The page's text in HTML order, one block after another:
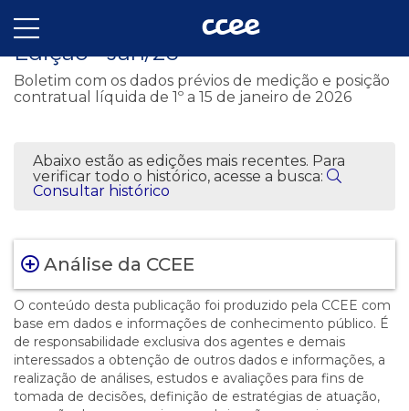
InfoMercado Quinzenal - 365 1ª
Edição - Jan/26
Boletim com os dados prévios de medição e posição
contratual líquida de 1º a 15 de janeiro de 2026
Abaixo estão as edições mais recentes. Para
verificar todo o histórico, acesse a busca:
Consultar histórico
Análise da CCEE
O conteúdo desta publicação foi produzido pela CCEE com
base em dados e informações de conhecimento público. É
de responsabilidade exclusiva dos agentes e demais
interessados a obtenção de outros dados e informações, a
realização de análises, estudos e avaliações para fins de
tomada de decisões, definição de estratégias de atuação,